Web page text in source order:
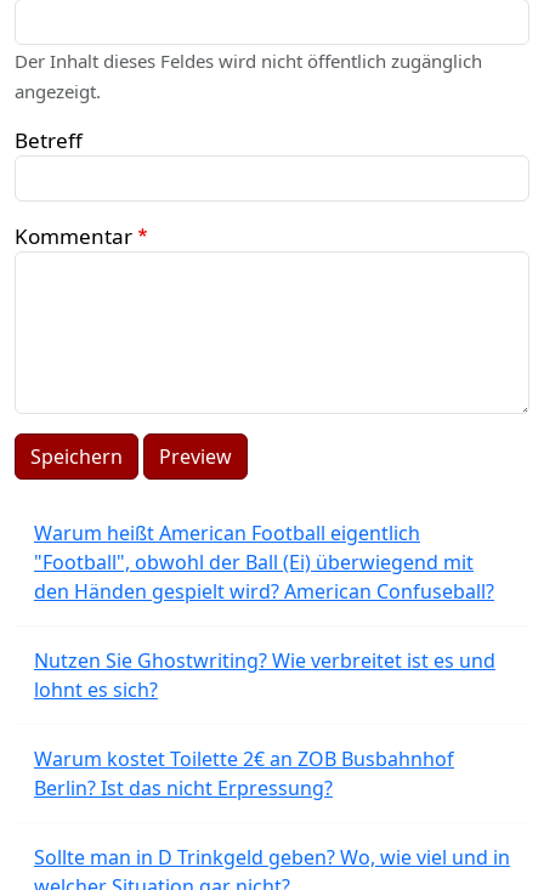
Der Inhalt dieses Feldes wird nicht öffentlich zugänglich
angezeigt.
Betreff
Kommentar
Speichern Preview
Warum heißt American Football eigentlich
"Football", obwohl der Ball (Ei) überwiegend mit
den Händen gespielt wird? American Confuseball?
Nutzen Sie Ghostwriting? Wie verbreitet ist es und
lohnt es sich?
Warum kostet Toilette 2€ an ZOB Busbahnhof
Berlin? Ist das nicht Erpressung?
Sollte man in D Trinkgeld geben? Wo, wie viel und in